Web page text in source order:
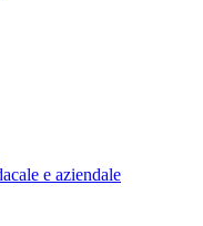
e aziendale